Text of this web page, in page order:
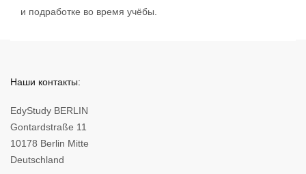
и подработке во время учёбы.
Наши контакты:
EdyStudy BERLIN
Gontardstraße 11
10178 Berlin Mitte
Deutschland